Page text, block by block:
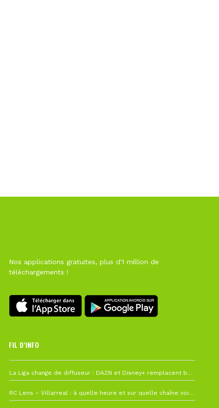
Nos applications gratuites, plus d'1 million de
téléchargements !
FIL D’INFO
La Liga change de diffuseur : DAZN et Disney+ remplacent beIN Sports !
RC Lens – Villarreal : à quelle heure et sur quelle chaîne voir la finale de la Como Cup ?